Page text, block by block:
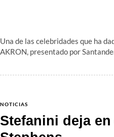
Una de las celebridades que ha
AKRON, presentado por
NOTICIAS
Stefanini deja